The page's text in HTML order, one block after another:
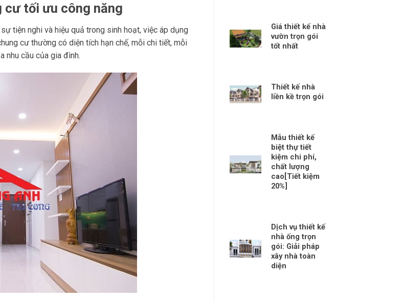
cư tối ưu công năng
tiện nghi và hiệu quả trong sinh hoạt, việc áp dụng
cư thường có diện tích hạn chế, mỗi chi tiết, mỗi
nhu cầu của gia đình.
Giá thiết kế nhà
vườn trọn gói
tốt nhất
Thiết kế nhà
liền kề trọn gói
Mẫu thiết kế
biệt thự tiết
kiệm chi phí,
chất lượng
cao[Tiết kiệm
20%]
Dịch vụ thiết kế
nhà ống trọn
gói: Giải pháp
xây nhà toàn
diện